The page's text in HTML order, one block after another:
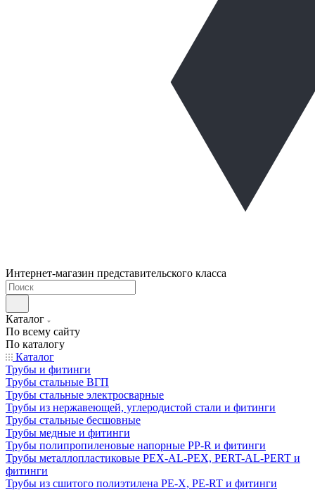
Интернет-магазин представительского класса
Каталог
По всему сайту
По каталогу
Каталог
Трубы и фитинги
Трубы стальные ВГП
Трубы стальные электросварные
Трубы из нержавеющей, углеродистой стали и фитинги
Трубы стальные бесшовные
Трубы медные и фитинги
Трубы полипропиленовые напорные PP-R и фитинги
Трубы металлопластиковые PEX-AL-PEX, PERT-AL-PERT и
фитинги
Трубы из сшитого полиэтилена PE-X, PE-RT и фитинги